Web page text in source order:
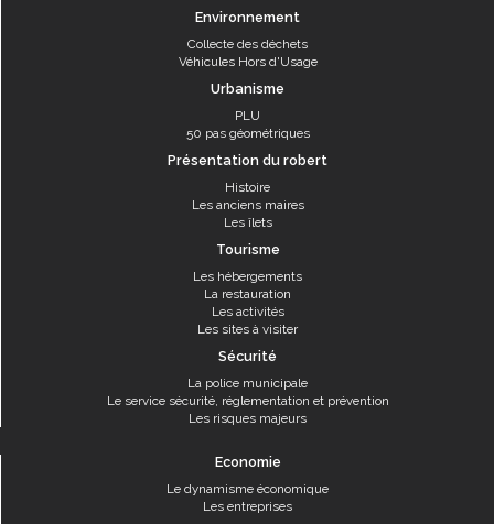
Environnement
Collecte des déchets
Véhicules Hors d'Usage
Urbanisme
PLU
50 pas géométriques
Présentation du robert
Histoire
Les anciens maires
Les îlets
Tourisme
Les hébergements
La restauration
Les activités
Les sites à visiter
Sécurité
La police municipale
Le service sécurité, réglementation et prévention
Les risques majeurs
Economie
Le dynamisme économique
Les entreprises